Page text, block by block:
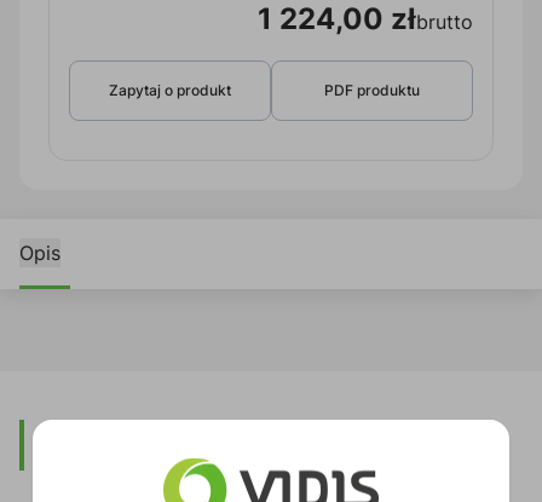
1 224,00 złbrutto
Zapytaj o produkt PDF produktu
Opis